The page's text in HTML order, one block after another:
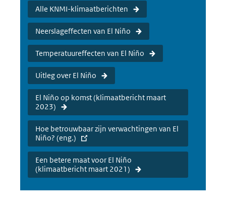
Alle KNMI-klimaatberichten
Neerslageffecten van El Niño
Temperatuureffecten van El Niño
Uitleg over El Niño
El Niño op komst (klimaatbericht maart
2023)
Hoe betrouwbaar zijn verwachtingen van El
Niño? (eng.)
Een betere maat voor El Niño
(klimaatbericht maart 2021)